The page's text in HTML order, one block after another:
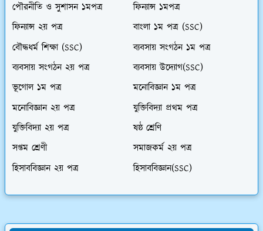
পৌরনীতি ও সুশাসন ১মপত্র
ফিন্যান্স ১মপত্র
ফিন্যান্স ২য় পত্র
বাংলা ১ম পত্র (SSC)
বৌদ্ধধর্ম শিক্ষা (SSC)
ব্যবসায় সংগঠন ১ম পত্র
ব্যবসায় সংগঠন ২য় পত্র
ব্যবসায় উদ্যোগ(SSC)
ভূগোল ১ম পত্র
মনোবিজ্ঞান ১ম পত্র
মনোবিজ্ঞান ২য় পত্র
যুক্তিবিদ্যা প্রথম পত্র
যুক্তিবিদ্যা ২য় পত্র
ষষ্ঠ শ্রেণি
সপ্তম শ্রেণী
সমাজকর্ম ২য় পত্র
হিসাববিজ্ঞান ২য় পত্র
হিসাববিজ্ঞান(SSC)